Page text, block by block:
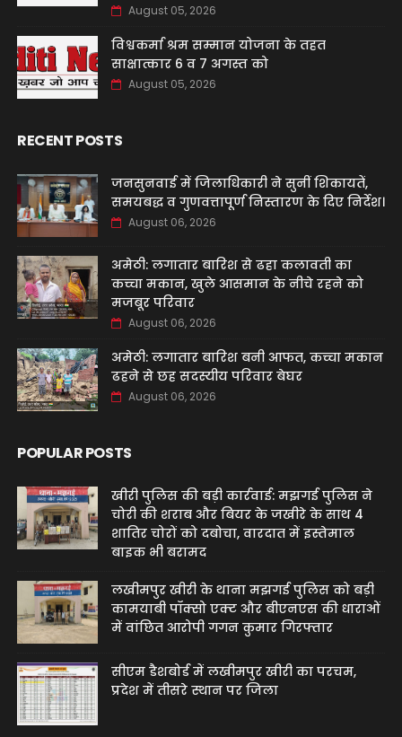
August 05, 2026
विश्वकर्मा श्रम सम्मान योजना के तहत
साक्षात्कार 6 व 7 अगस्त को
August 05, 2026
RECENT POSTS
जनसुनवाई में जिलाधिकारी ने सुनीं शिकायतें,
समयबद्ध व गुणवत्तापूर्ण निस्तारण के दिए निर्देश।
August 06, 2026
अमेठी: लगातार बारिश से ढहा कलावती का
कच्चा मकान, खुले आसमान के नीचे रहने को
मजबूर परिवार
August 06, 2026
अमेठी: लगातार बारिश बनी आफत, कच्चा मकान
ढहने से छह सदस्यीय परिवार बेघर
August 06, 2026
POPULAR POSTS
खीरी पुलिस की बड़ी कार्रवाई: मझगई पुलिस ने
चोरी की शराब और बियर के जखीरे के साथ 4
शातिर चोरों को दबोचा, वारदात में इस्तेमाल
बाइक भी बरामद
लखीमपुर खीरी के थाना मझगई पुलिस को बड़ी
कामयाबी पॉक्सो एक्ट और बीएनएस की धाराओं
में वांछित आरोपी गगन कुमार गिरफ्तार
सीएम डैशबोर्ड में लखीमपुर खीरी का परचम,
प्रदेश में तीसरे स्थान पर जिला